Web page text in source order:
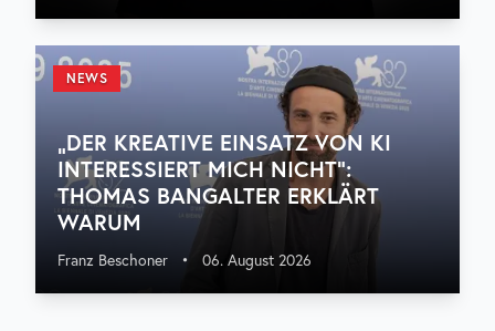
NEWS
„DER KREATIVE EINSATZ VON KI
INTERESSIERT MICH NICHT“:
THOMAS BANGALTER ERKLÄRT
WARUM
Franz Beschoner • 06. August 2026